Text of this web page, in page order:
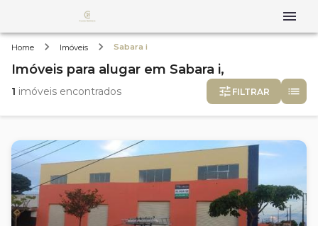
Home Imóveis Sabara i
Imóveis para alugar em Sabara i,
1 imóveis encontrados FILTRAR